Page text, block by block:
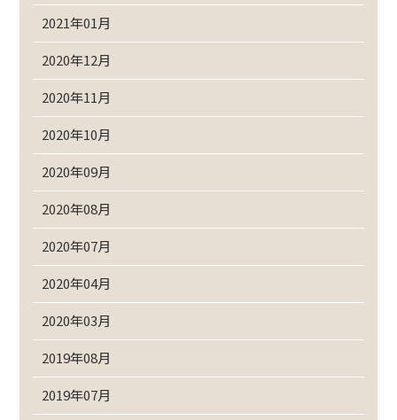
2021年01月
2020年12月
2020年11月
2020年10月
2020年09月
2020年08月
2020年07月
2020年04月
2020年03月
2019年08月
2019年07月